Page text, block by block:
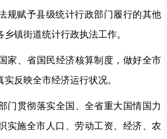
规赋予县级统计行政部门履行的其他
镇街道统计行政执法工作。
家、省国民经济核算制度，做好全市
反映全市经济运行状况。
门贯彻落实全国、全省重大国情国力
实施全市人口、劳动工资、经济、农